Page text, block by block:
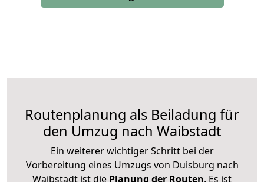
Routenplanung als Beiladung für
den Umzug nach Waibstadt
Ein weiterer wichtiger Schritt bei der
Vorbereitung eines Umzugs von Duisburg nach
Waibstadt ist die Planung der Routen. Es ist